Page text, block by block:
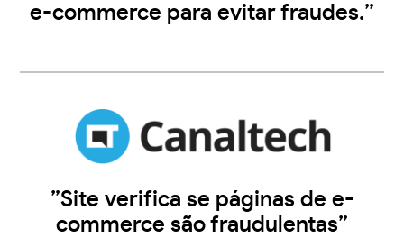
e-commerce para evitar fraudes.”
”Site verifica se páginas de e-
commerce são fraudulentas”